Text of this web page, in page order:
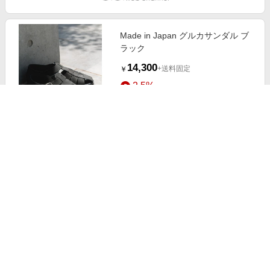
Made in Japan グルカサンダル ブ
ラック
￥ 14,300+送料固定
2.5%